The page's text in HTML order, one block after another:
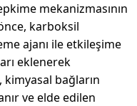
mekanizmasının
karboksil
ajanı ile etkileşime
eklenerek
bağların
ve elde edilen